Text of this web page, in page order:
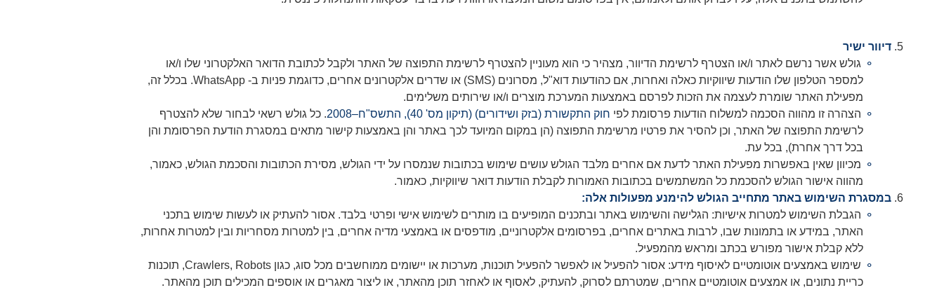
דיוור ישיר
גולש אשר נרשם לאתר ו/או הצטרף לרשימת הדיוור, מצהיר כי הוא מעוניין להצטרף לרשימת התפוצה של האתר ולקבל לכתובת הדואר האלקטרוני שלו ו/או
למספר הטלפון שלו הודעות שיווקיות כאלה ואחרות, אם כהודעות דוא"ל, מסרונים (SMS) או שדרים אלקטרונים אחרים, כדוגמת פניות ב- WhatsApp. בכלל זה,
מפעילת האתר שומרת לעצמה את הזכות לפרסם באמצעות המערכת מוצרים ו/או שירותים משלימים.
הצהרה זו מהווה הסכמה למשלוח הודעות פרסומת לפי חוק התקשורת (בזק ושידורים) (תיקון מס' 40), התשס"ח–2008
. כל גולש רשאי לבחור שלא להצטרף
לרשימת התפוצה של האתר, וכן להסיר את פרטיו מרשימת התפוצה (הן במקום המיועד לכך באתר והן באמצעות קישור מתאים במסגרת הודעת הפרסומת והן
בכל דרך אחרת), בכל עת.
מכיוון שאין באפשרות מפעילת האתר לדעת אם אחרים מלבד הגולש עושים שימוש בכתובות שנמסרו על ידי הגולש, מסירת הכתובות והסכמת הגולש, כאמור,
מהווה אישור הגולש להסכמת כל המשתמשים בכתובות האמורות לקבלת הודעות דואר שיווקיות, כאמור.
במסגרת השימוש באתר מתחייב הגולש להימנע מפעולות אלה:
הגבלת השימוש למטרות אישיות: הגלישה והשימוש באתר ובתכנים המופיעים בו מותרים לשימוש אישי ופרטי בלבד. אסור להעתיק או לעשות שימוש בתכני
האתר, במידע או בתמונות שבו, לרבות באתרים אחרים, בפרסומים אלקטרוניים, מודפסים או באמצעי מדיה אחרים, בין למטרות מסחריות ובין למטרות אחרות,
ללא קבלת אישור מפורש בכתב ומראש מהמפעיל.
שימוש באמצעים אוטומטיים לאיסוף מידע: אסור להפעיל או לאפשר להפעיל תוכנות, מערכות או יישומים ממוחשבים מכל סוג, כגון Crawlers, Robots, תוכנות
כריית נתונים, או אמצעים אוטומטיים אחרים, שמטרתם לסרוק, להעתיק, לאסוף או לאחזר תוכן מהאתר, או ליצור מאגרים או אוספים המכילים תוכן מהאתר.